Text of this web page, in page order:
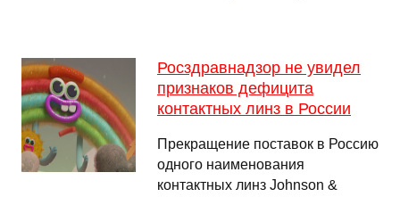
Росздравнадзор не увидел
признаков дефицита
контактных линз в России
Прекращение поставок в Россию
одного наименования
контактных линз Johnson &